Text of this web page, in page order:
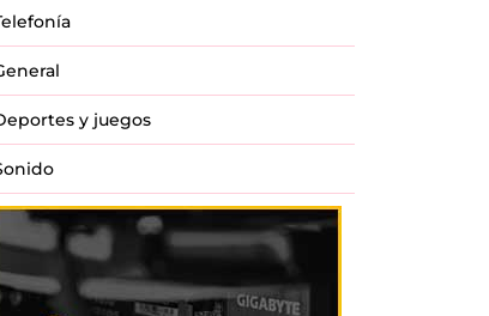
y juegos